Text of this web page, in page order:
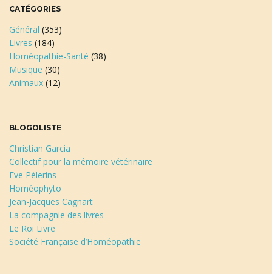
CATÉGORIES
Général (353)
Livres (184)
Homéopathie-Santé (38)
Musique (30)
Animaux (12)
BLOGOLISTE
Christian Garcia
Collectif pour la mémoire vétérinaire
Eve Pèlerins
Homéophyto
Jean-Jacques Cagnart
La compagnie des livres
Le Roi Livre
Société Française d’Homéopathie